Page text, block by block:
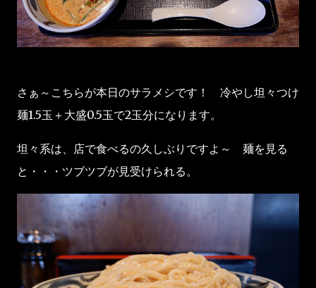
さぁ～こちらが本日のサラメシです！ 冷やし坦々つけ
麺1.5玉＋大盛0.5玉で2玉分になります。
坦々系は、店で食べるの久しぶりですよ～ 麺を見る
と・・・ツブツブが見受けられる。